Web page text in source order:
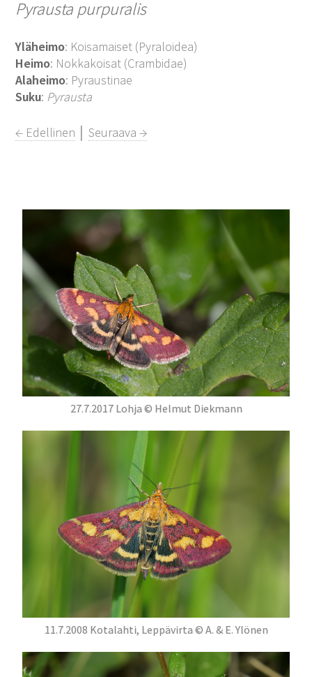
Pyrausta purpuralis
Yläheimo: Koisamaiset (Pyraloidea)
Heimo: Nokkakoisat (Crambidae)
Alaheimo: Pyraustinae
Suku: Pyrausta
← Edellinen │Seuraava →
27.7.2017 Lohja © Helmut Diekmann
11.7.2008 Kotalahti, Leppävirta © A. & E. Ylönen